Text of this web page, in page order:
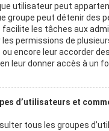
utilisateur peut
groupe peut détenir des
facilite les tâches aux
permissions de
encore leur accorder
leur donner accès à un
d’utilisateurs et
tous les groupes